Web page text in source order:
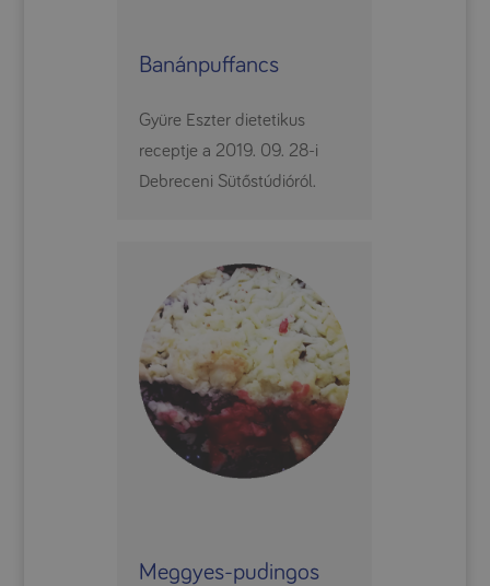
Banánpuffancs
Gyüre Eszter dietetikus
receptje a 2019. 09. 28-i
Debreceni Sütőstúdióról.
Meggyes-pudingos